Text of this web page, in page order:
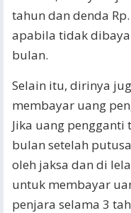
tahun dan denda
apabila tidak
bulan.
Selain itu, dirinya
membayar uang
Jika uang
bulan setelah
oleh jaksa dan di
untuk membayar
penjara selama 3